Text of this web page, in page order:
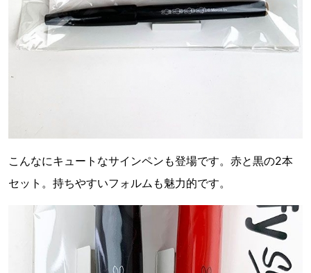
こんなにキュートなサインペンも登場です。赤と黒の2本
セット。持ちやすいフォルムも魅力的です。